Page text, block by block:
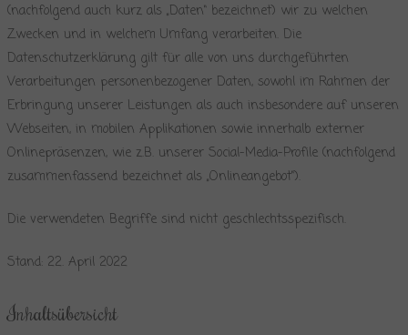
(nachfolgend auch kurz als „Daten“ bezeichnet) wir zu welchen
Zwecken und in welchem Umfang verarbeiten. Die
Datenschutzerklärung gilt für alle von uns durchgeführten
Verarbeitungen personenbezogener Daten, sowohl im Rahmen der
Erbringung unserer Leistungen als auch insbesondere auf unseren
Webseiten, in mobilen Applikationen sowie innerhalb externer
Onlinepräsenzen, wie z.B. unserer Social-Media-Profile (nachfolgend
zusammenfassend bezeichnet als „Onlineangebot“).
Die verwendeten Begriffe sind nicht geschlechtsspezifisch.
Stand: 22. April 2022
Inhaltsübersicht